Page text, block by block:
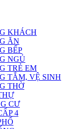
KHÁCH
ĂN
BẾP
NGỦ
TRẺ EM
TẮM, VỆ SINH
THỜ
CƯ
4